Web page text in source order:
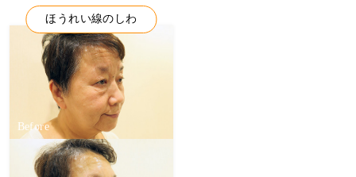
ほうれい線のしわ